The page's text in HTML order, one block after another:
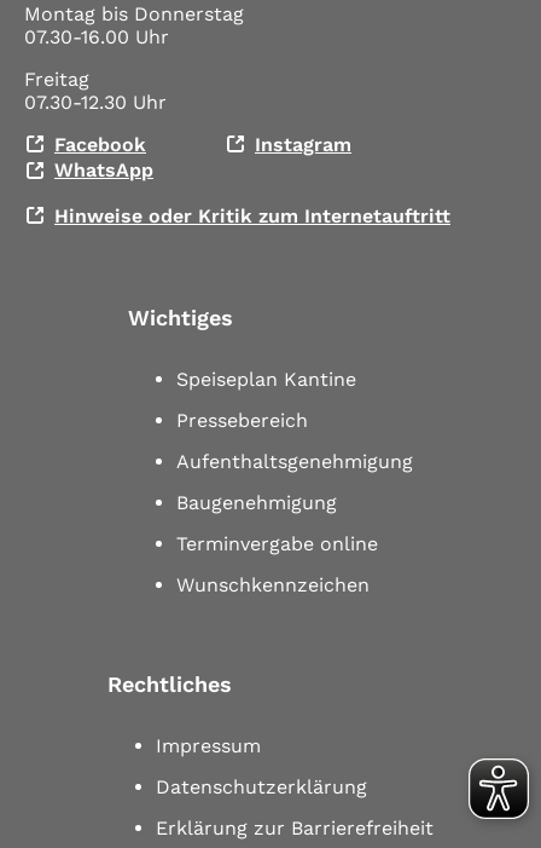
Montag bis Donnerstag
07.30-16.00 Uhr
Freitag
07.30-12.30 Uhr
Facebook
Instagram
WhatsApp
Hinweise oder Kritik zum Internetauftritt
Wichtiges
Speiseplan Kantine
Pressebereich
Aufenthaltsgenehmigung
Baugenehmigung
Terminvergabe online
Wunschkennzeichen
Rechtliches
Impressum
Datenschutzerklärung
Erklärung zur Barrierefreiheit